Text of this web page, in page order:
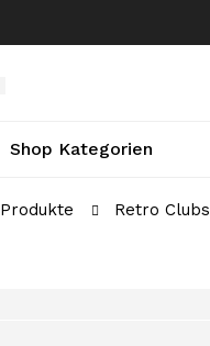
Shop Kategorien
Produkte Retro Clubs